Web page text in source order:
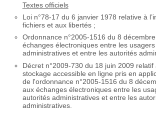
Textes officiels
Loi n°78-17 du 6 janvier 1978 relative à
fichiers et aux libertés ;
Ordonnance n°2005-1516 du 8
échanges électroniques entre les
administratives et entre les autorités
Décret n°2009-730 du 18 juin 2009 relatif
stockage accessible en ligne pris en
de l'ordonnance n°2005-1516 du 8
aux échanges électroniques entre les
autorités administratives et entre les
administratives.